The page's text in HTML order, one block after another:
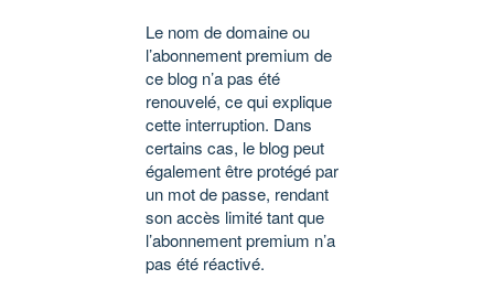
Le nom de domaine ou
l’abonnement premium de
ce blog n’a pas été
renouvelé, ce qui explique
cette interruption. Dans
certains cas, le blog peut
également être protégé par
un mot de passe, rendant
son accès limité tant que
l’abonnement premium n’a
pas été réactivé.